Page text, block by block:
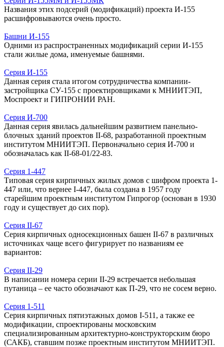
Названия этих подсерий (модификаций) проекта И-155
расшифровываются очень просто.
Башни И-155
Одними из распространенных модификаций серии И-155
стали жилые дома, именуемые башнями.
Серия И-155
Данная серия стала итогом сотрудничества компании-
застройщика СУ-155 с проектировщиками к МНИИТЭП,
Моспроект и ГИПРОНИИ РАН.
Серия И-700
Данная серия явилась дальнейшим развитием панельно-
блочных зданий проектов II-68, разработанной проектным
институтом МНИИТЭП. Первоначально серия И-700 и
обозначалась как II-68-01/22-83.
Серия 1-447
Типовая серия кирпичных жилых домов с шифром проекта 1-
447 или, что вернее I-447, была создана в 1957 году
старейшим проектным институтом Гипрогор (основан в 1930
году и существует до сих пор).
Серия II-67
Серия кирпичных односекционных башен II-67 в различных
источниках чаще всего фигурирует по названиям ее
вариантов:
Серия II-29
В написании номера серии II-29 встречается небольшая
путаница – ее часто обозначают как П-29, что не сосем верно.
Серия 1-511
Серия кирпичных пятиэтажных домов I-511, а также ее
модификации, спроектированы московским
специализированным архитектурно-конструкторским бюро
(САКБ), ставшим позже проектным институтом МНИИТЭП.